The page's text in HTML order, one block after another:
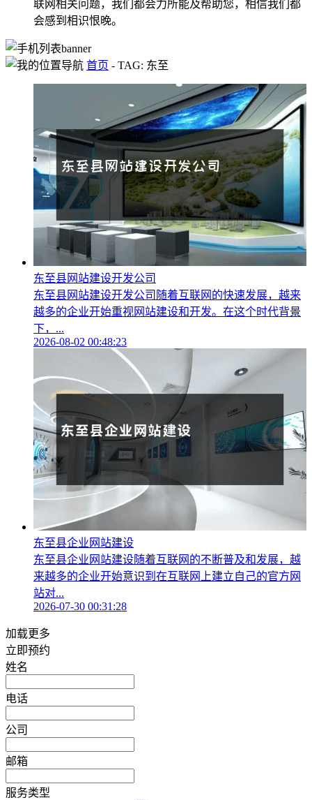
联网相关问题，我们都会力所能及帮助您，相信我们都
会感到相识恨晚。
首页 - TAG: 东至
东至县网站建设开发公司
东至县网站建设开发公司随着互联网的快速发展，越来
越多的企业开始重视网站建设和开发。在这个时代背景
下，...
2026-08-02 00:48:23
东至县企业网站建设
东至县企业网站建设随着互联网的不断普及和发展，越
来越多的企业开始意识到在互联网上建立自己的官方网
站对...
2026-07-30 00:31:28
加载更多
立即预约
姓名
电话
公司
邮箱
服务类型